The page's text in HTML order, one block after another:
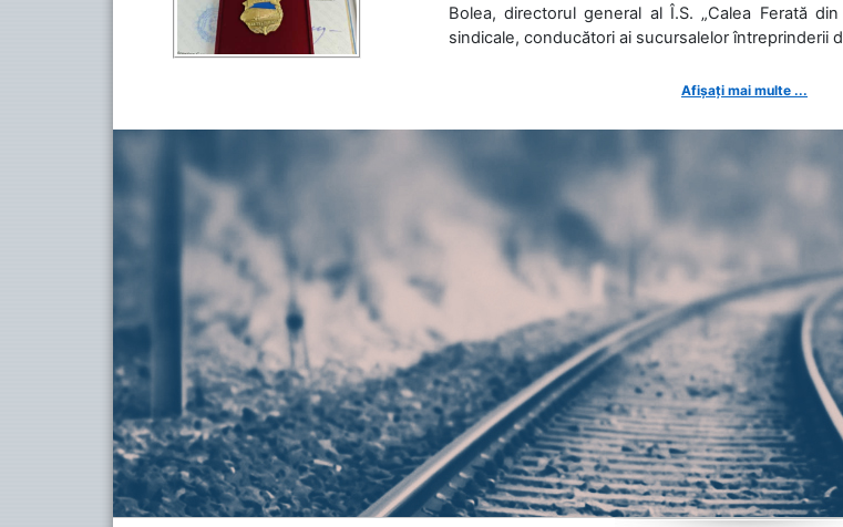
Bolea, directorul general al Î.S. „Calea Ferată
sindicale, conducători ai sucursalelor întreprinderii
Afișați mai multe ...